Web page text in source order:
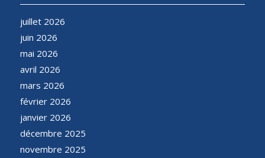
juillet 2026
juin 2026
mai 2026
avril 2026
mars 2026
février 2026
janvier 2026
décembre 2025
novembre 2025